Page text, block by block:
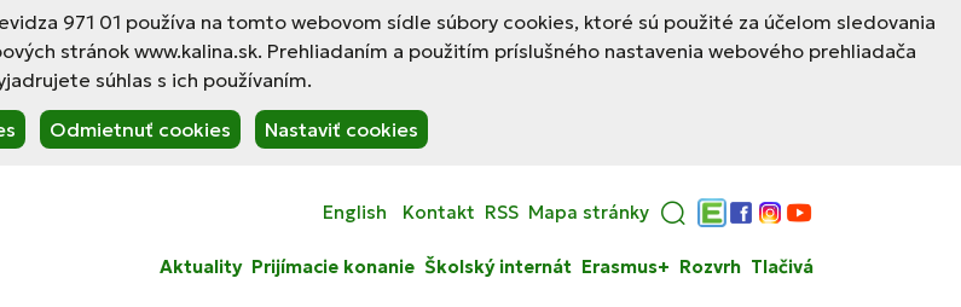
971 01 používa na tomto webovom sídle súbory cookies, ktoré sú použité za účelom sledovania
stránok www.kalina.sk. Prehliadaním a použitím príslušného nastavenia webového prehliadača
súhlas s ich používaním.
Odmietnuť cookies Nastaviť cookies
English Kontakt RSS Mapa stránky
Edupage
Facebook
Instagram
YouTube
Aktuality Prijímacie konanie Školský internát Erasmus+ Rozvrh Tlačivá